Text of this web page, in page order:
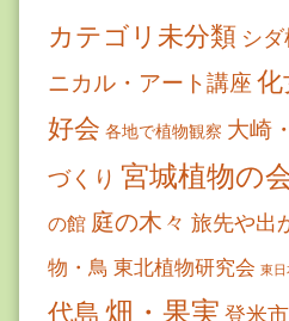
カテゴリ未分類 シ
ニカル・アート講座
好会 各地で植物観察 大崎
づくり 宮城植物の
の館 庭の木々 旅先や出
物・鳥 東北植物研究会 東
代島 畑・果実 登米